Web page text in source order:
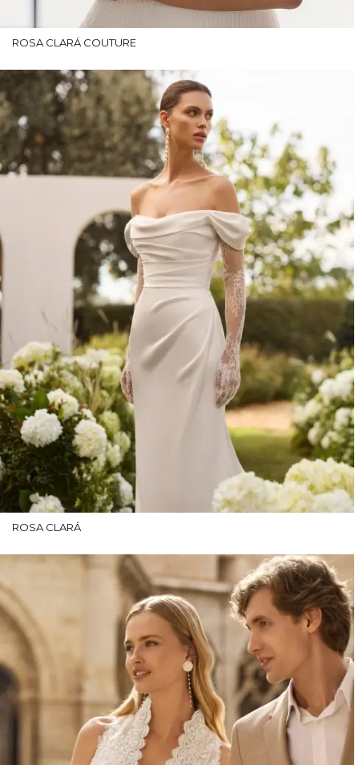
ROSA CLARÁ COUTURE
ROSA CLARÁ